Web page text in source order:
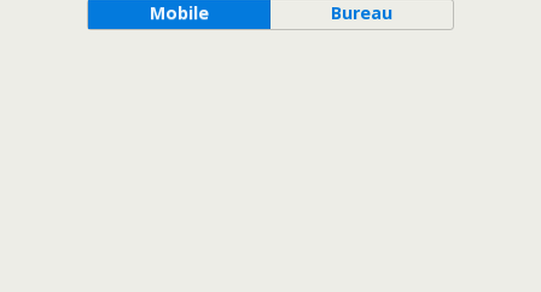
Mobile Bureau